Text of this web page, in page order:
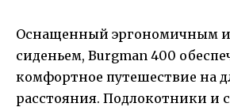
Оснащенный эргономичным
сиденьем, Burgman 400
комфортное путешествие на
расстояния. Подлокотники и